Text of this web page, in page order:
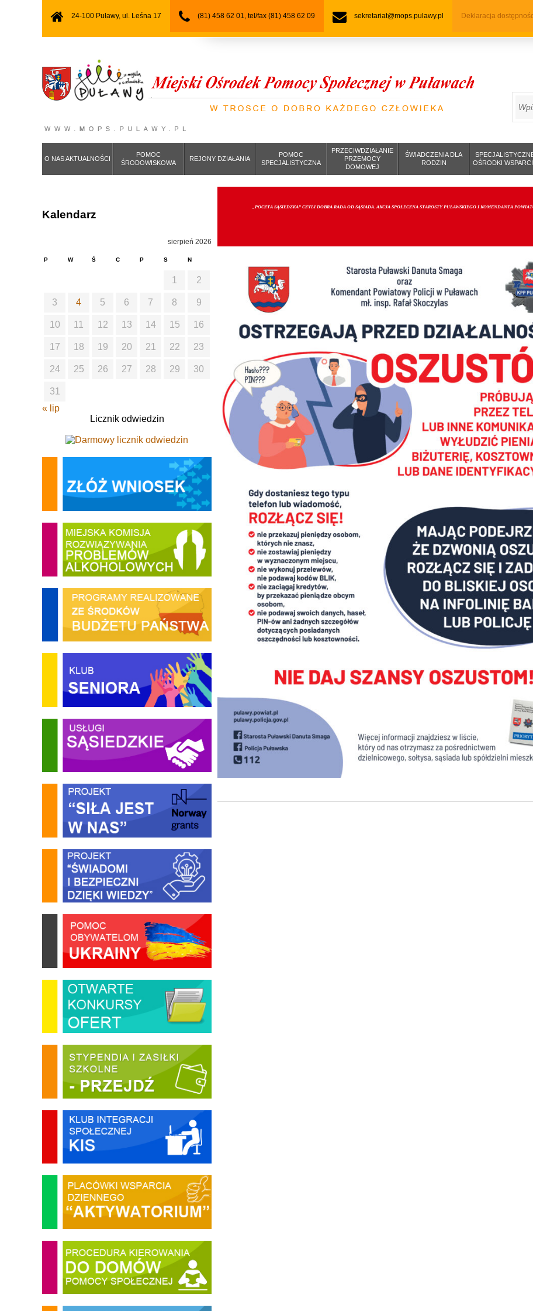
24-100 Puławy, ul. Leśna 17 (81) 458 62 01, tel/fax (81) 458 62 09 sekretariat@mops.pulawy.pl Deklaracja
O NAS AKTUALNOŚCI
POMOC
ŚRODOWISKOWA
REJONY DZIAŁANIA
POMOC
SPECJALISTYCZNA
PRZECIWDZIAŁANIE
PRZEMOCY
DOMOWEJ
ŚWIADCZENIA DLA
RODZIN
OŚRODKI
„POCZTA SĄSIEDZKA” CZYLI DOBRA RADA OD SĄSIADA. AKCJA SPOŁECZNA STAROSTY PUŁAWSKIEGO I KOMENDANTA
Kalendarz
sierpień 2026
P W Ś C P S N
1 2
3 4 5 6 7 8 9
10 11 12 13 14 15 16
17 18 19 20 21 22 23
24 25 26 27 28 29 30
31
« lip
Licznik odwiedzin